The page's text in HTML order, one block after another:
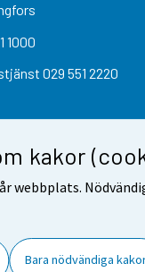
kakor
webbplats.
Bara nödvändiga
1000
029 551 2220
Kontaktinformation